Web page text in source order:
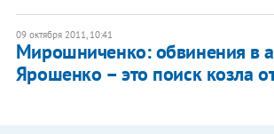
09 октября 2011, 10:41
Мирошниченко: обвинения в
Ярошенко – это поиск козла